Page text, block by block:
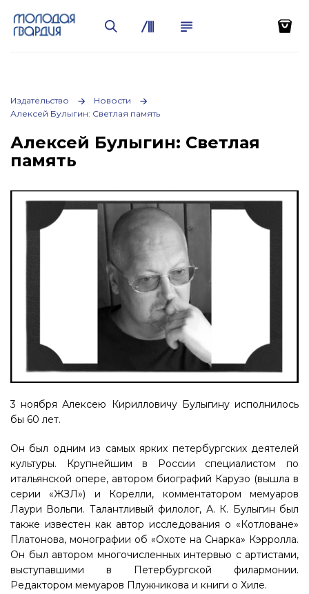
Издательство
Новости
Алексей Булыгин: Светлая память
Алексей Булыгин: Светлая
память
3 ноября Алексею Кирилловичу Булыгину исполнилось
бы 60 лет.
Он был одним из самых ярких петербургских деятелей
культуры. Крупнейшим в России специалистом по
итальянской опере, автором биографий Карузо (вышла в
серии «ЖЗЛ») и Корелли, комментатором мемуаров
Лаури Вольпи. Талантливый филолог, А. К. Булыгин был
также известен как автор исследования о «Котловане»
Платонова, монографии об «Охоте на Снарка» Кэрролла.
Он был автором многочисленных интервью с артистами,
выступавшими в Петербургской филармонии.
Редактором мемуаров Плужникова и книги о Хиле.